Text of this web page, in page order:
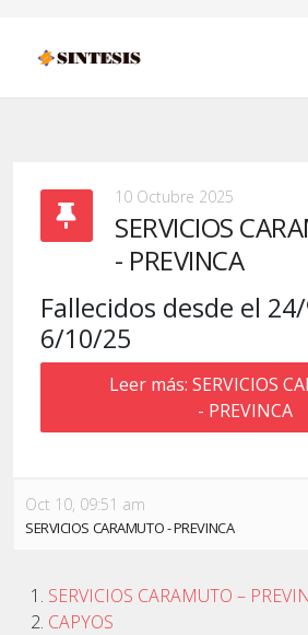
10 Octubre 2025
SERVICIOS
- PREVINCA
Fallecidos desde el
6/10/25
Leer más: SERVICIOS
- PREVINCA
Oct 10, 09:51 am
SERVICIOS CARAMUTO - PREVINCA
SERVICIOS CARAMUTO –
CAPYOS